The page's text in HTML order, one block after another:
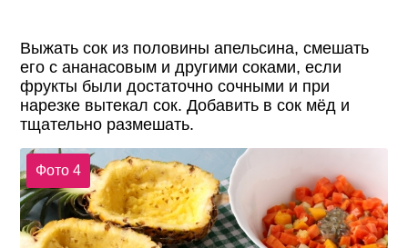
Выжать сок из половины апельсина, смешать
его с ананасовым и другими соками, если
фрукты были достаточно сочными и при
нарезке вытекал сок. Добавить в сок мёд и
тщательно размешать.
Фото 4